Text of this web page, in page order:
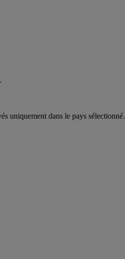
uniquement dans le pays sélectionné.